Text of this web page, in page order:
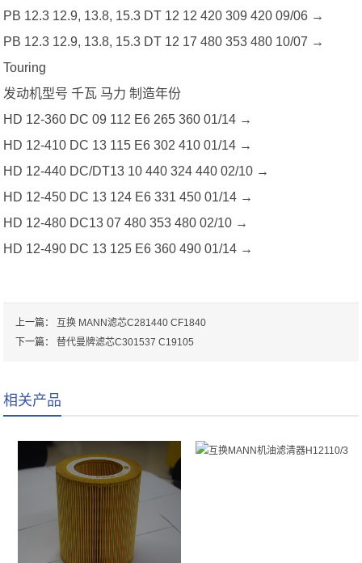
PB 12.3 12.9, 13.8, 15.3 DT 12 12 420 309 420 09/06 →
PB 12.3 12.9, 13.8, 15.3 DT 12 17 480 353 480 10/07 →
Touring
发动机型号 千瓦 马力 制造年份
HD 12-360 DC 09 112 E6 265 360 01/14 →
HD 12-410 DC 13 115 E6 302 410 01/14 →
HD 12-440 DC/DT13 10 440 324 440 02/10 →
HD 12-450 DC 13 124 E6 331 450 01/14 →
HD 12-480 DC13 07 480 353 480 02/10 →
HD 12-490 DC 13 125 E6 360 490 01/14 →
上一篇：
互换 MANN滤芯C281440 CF1840
下一篇：替代曼牌滤芯C301537 C19105
相关产品